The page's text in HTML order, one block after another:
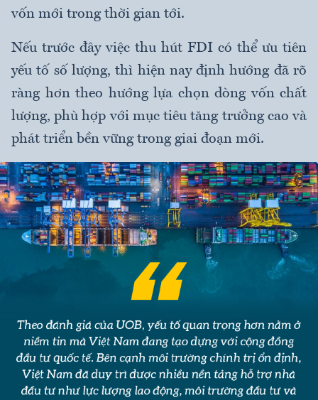
vốn mới trong thời gian tới.
Nếu trước đây việc thu hút FDI có thể ưu tiên
yếu tố số lượng, thì hiện nay định hướng đã rõ
ràng hơn theo hướng lựa chọn dòng vốn chất
lượng, phù hợp với mục tiêu tăng trưởng cao và
phát triển bền vững trong giai đoạn mới.